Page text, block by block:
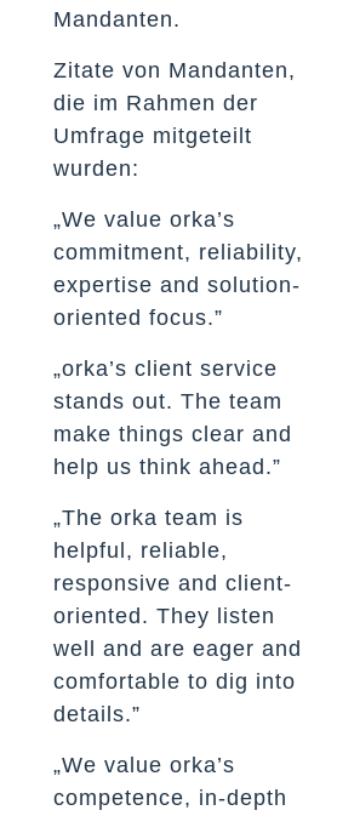
Mandanten.
Zitate von Mandanten,
die im Rahmen der
Umfrage mitgeteilt
wurden:
„We value orka’s
commitment, reliability,
expertise and solution-
oriented focus.”
„orka’s client service
stands out. The team
make things clear and
help us think ahead.”
„The orka team is
helpful, reliable,
responsive and client-
oriented. They listen
well and are eager and
comfortable to dig into
details.”
„We value orka’s
competence, in-depth